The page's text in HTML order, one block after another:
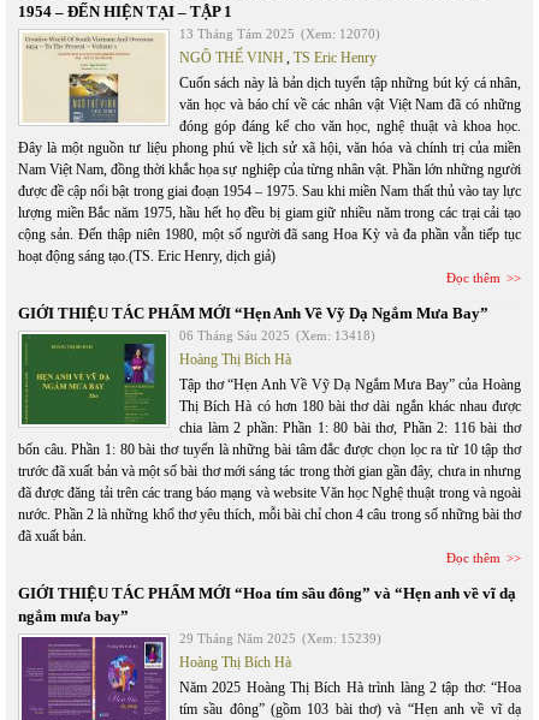
1954 – ĐẾN HIỆN TẠI – TẬP 1
13 Tháng Tám 2025 (Xem: 12070)
NGÔ THẾ VINH TS Eric Henry
Cuốn sách này là bản dịch tuyển tập những bút ký cá nhân,
văn học và báo chí về các nhân vật Việt Nam đã có những
đóng góp đáng kể cho văn học, nghệ thuật và khoa học.
Đây là một nguồn tư liệu phong phú về lịch sử xã hội, văn hóa và chính trị của miền
Nam Việt Nam, đồng thời khắc họa sự nghiệp của từng nhân vật. Phần lớn những người
được đề cập nổi bật trong giai đoạn 1954 – 1975. Sau khi miền Nam thất thủ vào tay lực
lượng miền Bắc năm 1975, hầu hết họ đều bị giam giữ nhiều năm trong các trại cải tạo
cộng sản. Đến thập niên 1980, một số người đã sang Hoa Kỳ và đa phần vẫn tiếp tục
hoạt động sáng tạo.(TS. Eric Henry, dịch giả)
Đọc thêm
GIỚI THIỆU TÁC PHẨM MỚI “Hẹn Anh Về Vỹ Dạ Ngắm Mưa Bay”
06 Tháng Sáu 2025 (Xem: 13418)
Hoàng Thị Bích Hà
Tập thơ “Hẹn Anh Về Vỹ Dạ Ngắm Mưa Bay” của Hoàng
Thị Bích Hà có hơn 180 bài thơ dài ngắn khác nhau được
chia làm 2 phần: Phần 1: 80 bài thơ, Phần 2: 116 bài thơ
bốn câu. Phần 1: 80 bài thơ tuyển là những bài tâm đắc được chọn lọc ra từ 10 tập thơ
trước đã xuất bản và một số bài thơ mới sáng tác trong thời gian gần đây, chưa in nhưng
đã được đăng tải trên các trang báo mạng và website Văn học Nghệ thuật trong và ngoài
nước. Phần 2 là những khổ thơ yêu thích, mỗi bài chỉ chon 4 câu trong số những bài thơ
đã xuất bản.
Đọc thêm
GIỚI THIỆU TÁC PHẨM MỚI “Hoa tím sầu đông” và “Hẹn anh về vĩ dạ
ngắm mưa bay”
29 Tháng Năm 2025 (Xem: 15239)
Hoàng Thị Bích Hà
Năm 2025 Hoàng Thị Bích Hà trình làng 2 tập thơ: “Hoa
tím sầu đông” (gồm 103 bài thơ) và “Hẹn anh về vĩ dạ